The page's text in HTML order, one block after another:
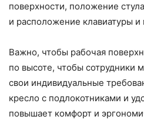
поверхности, положение
и расположение клавиатуры
Важно, чтобы рабочая
по высоте, чтобы сотрудники
свои индивидуальные
кресло с подлокотниками и
повышает комфорт и